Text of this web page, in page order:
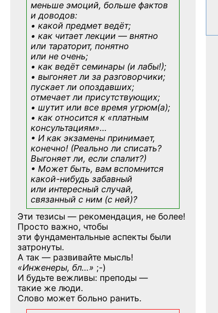
меньше эмоций, больше фактов
и доводов:
• какой предмет ведёт;
• как читает лекции — внятно
или тараторит, понятно
или не очень;
• как ведёт семинары (и лабы!);
• выгоняет ли за разговорчики;
пускает ли опоздавших;
отмечает ли присутствующих;
• шутит или все время угрюм(а);
• как относится к «платным
консультациям»…
• И как экзамены принимает,
конечно! (Реально ли списать?
Выгоняет ли, если спалит?)
• Может быть, вам вспомнится
какой-нибудь забавный
или интересный случай,
связанный с ним (с ней)?
Эти тезисы — рекомендация, не более!
Просто важно, чтобы
эти фундаментальные аспекты были
затронуты.
А так — развивайте мысль!
«Инженеры, бл…» ;-)
И будьте вежливы: преподы —
такие же люди.
Слово может больно ранить.